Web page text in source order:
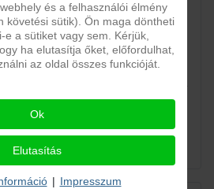
/ CONTACT US:
és a felhasználói élmény
követési sütik). Ön maga döntheti
a sütiket vagy sem. Kérjük,
ha elutasítja őket, előfordulhat,
az oldal összes funkcióját.
Ok
Elutasítás
| Impresszum